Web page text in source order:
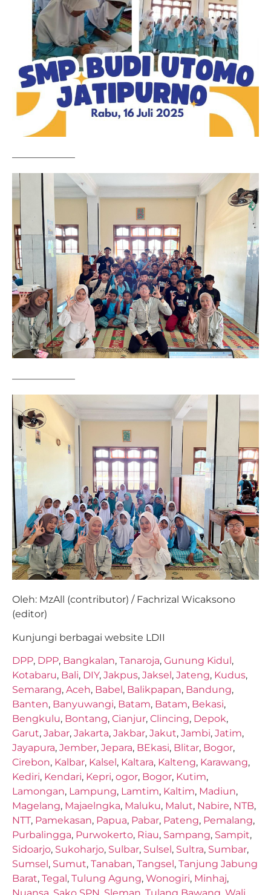
——————–
——————–
Oleh: MzAll (contributor) / Fachrizal Wicaksono
(editor)
Kunjungi berbagai website LDII
DPP, DPP, Bangkalan, Tanaroja, Gunung Kidul ,
Kotabaru, Bali, DIY, Jakpus, Jaksel , Jateng, Kudus,
Semarang, Aceh, Babel , Balikpapan, Bandung,
Banten, Banyuwangi, Batam, Batam, Bekasi,
Bengkulu, Bontang, Cianjur, Clincing, Depok,
Garut, Jabar, Jakarta, Jakbar, Jakut, Jambi, Jatim,
Jayapura, Jember, Jepara, BEkasi, Blitar, Bogor,
Cirebon, Kalbar, Kalsel , Kaltara, Kalteng, Karawang,
Kediri, Kendari, Kepri, ogor, Bogor, Kutim,
Lamongan, Lampung, Lamtim, Kaltim, Madiun,
Magelang, Majaelngka, Maluku, Malut, Nabire, NTB,
NTT, Pamekasan, Papua, Pabar, Pateng, Pemalang,
Purbalingga, Purwokerto, Riau, Sampang, Sampit,
Sidoarjo, Sukoharjo, Sulbar, Sulsel , Sultra, Sumbar,
Sumsel , Sumut, Tanaban, Tangsel , Tanjung Jabung
Barat, Tegal , Tulung Agung, Wonogiri, Minhaj,